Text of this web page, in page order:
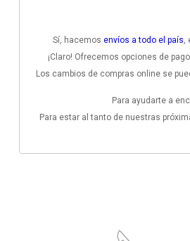
Sí, hacemosenvíos a todo el país,
¡Claro! Ofrecemos opciones de
Los cambios de compras online se
Para ayudarte a
Para estar al tanto de nuestras